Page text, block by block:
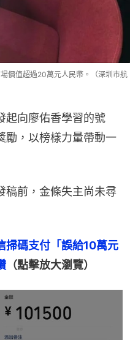
價值超過20萬元人民幣。（深圳市航
起向廖佑香學習的號
勵，以榜樣力量帶動一
稿前，金條失主尚未尋
掃碼支付「誤給10萬元
（點擊放大瀏覽）